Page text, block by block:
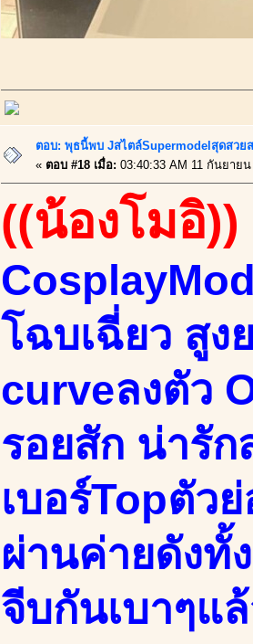
ตอบ: พุธนี้พบ Jสไตล์Supermodelสุดสวย
« ตอบ #18 เมื่อ: 03:40:33 AM 11 กันยายน
((น้องโมอิ))
โฉบเฉี่ยว สูง
curveลงตัว
รอยสัก น่ารั
เบอร์Topตัว
ผ่านค่ายดังทั้
จีบกันเบาๆแ